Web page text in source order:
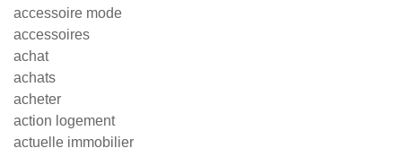
accessoire mode
accessoires
achat
achats
acheter
action logement
actuelle immobilier